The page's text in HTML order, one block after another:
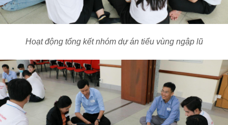
Hoạt động tổng kết nhóm dự án tiểu vùng ngập lũ